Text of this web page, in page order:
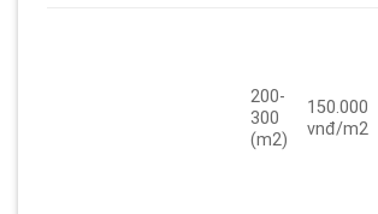
200-
300
(m2)
150.000
vnđ/m2